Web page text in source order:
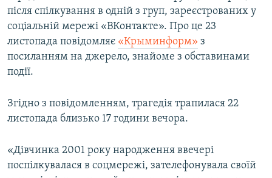
ВСЕ ЗА ДЕНЬ
СПЕЦПРОЕКТИ
ДЕПОРТАЦІЯ
ВІДЕОУРОКИ «ELIFBE»
УКРАЇНСЬКА ПРОБЛЕМА КРИМУ
ЯК ОБІЙТИ БЛОКУВАННЯ
Русский
Qırımtatar
після спілкування в одній з груп, зареєстрованих у
соціальній мережі «ВКонтакте». Про це 23
листопада повідомляє «Крыминформ» з
посиланням на джерело, знайоме з обставинами
події.
Згідно з повідомленням, трагедія трапилася 22
листопада близько 17 години вечора.
«Дівчинка 2001 року народження ввечері
поспілкувалася в соцмережі, зателефонувала своїй